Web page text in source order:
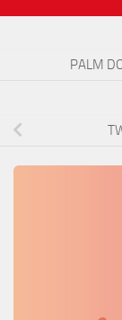
PALM